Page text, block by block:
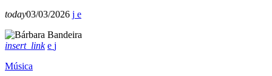
today03/03/2026
insert_link
Música